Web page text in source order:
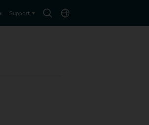
SearchChoose
Support